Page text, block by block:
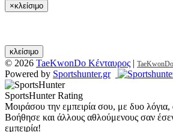
×κλείσιμο
κλείσιμο
© 2026 TaeKwonDo Κένταυρος |
Powered by Sportshunter.gr
SportsHunter Rating
Μοιράσου την εμπειρία σου, με δυο λόγια,
Βοήθησε και άλλους αθλούμενους σαν
εμπειρία!